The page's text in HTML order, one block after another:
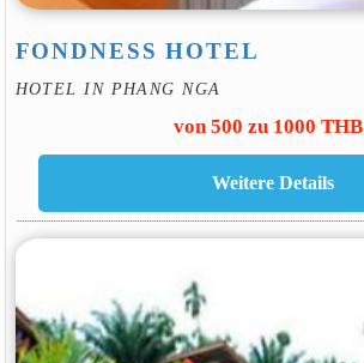
FONDNESS HOTEL
HOTEL IN PHANG NGA
von 500 zu 1000 THB